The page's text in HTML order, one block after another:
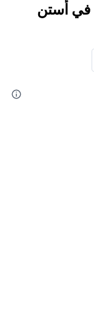
في أستن